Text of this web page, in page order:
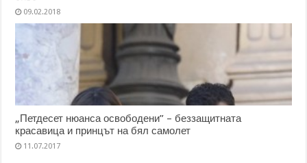
09.02.2018
„Петдесет нюанса освободени” – беззащитната
красавица и принцът на бял самолет
11.07.2017